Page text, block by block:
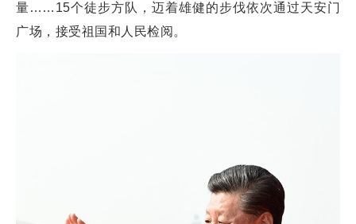
量……15个徒步方队，迈着雄健的步伐依次通过天安门
广场，接受祖国和人民检阅。